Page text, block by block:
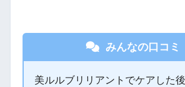
みんなの口コミ
美ルルブリリアントでケアした